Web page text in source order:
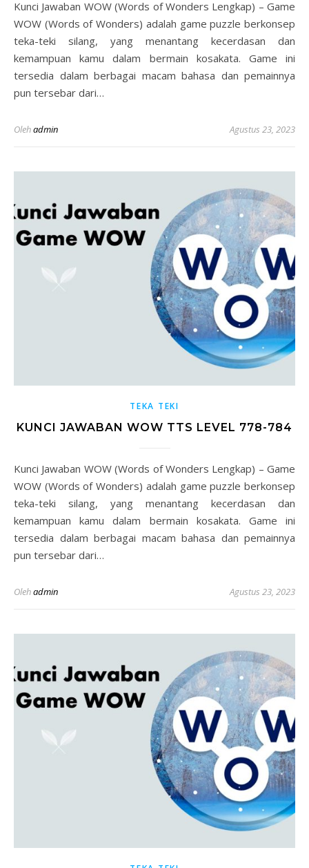
Kunci Jawaban WOW (Words of Wonders Lengkap) – Game
WOW (Words of Wonders) adalah game puzzle berkonsep
teka-teki silang, yang menantang kecerdasan dan
kemampuan kamu dalam bermain kosakata. Game ini
tersedia dalam berbagai macam bahasa dan pemainnya
pun tersebar dari…
Olehadmin Agustus 23, 2023
TEKA TEKI
KUNCI JAWABAN WOW TTS LEVEL 778-784
Kunci Jawaban WOW (Words of Wonders Lengkap) – Game
WOW (Words of Wonders) adalah game puzzle berkonsep
teka-teki silang, yang menantang kecerdasan dan
kemampuan kamu dalam bermain kosakata. Game ini
tersedia dalam berbagai macam bahasa dan pemainnya
pun tersebar dari…
Olehadmin Agustus 23, 2023